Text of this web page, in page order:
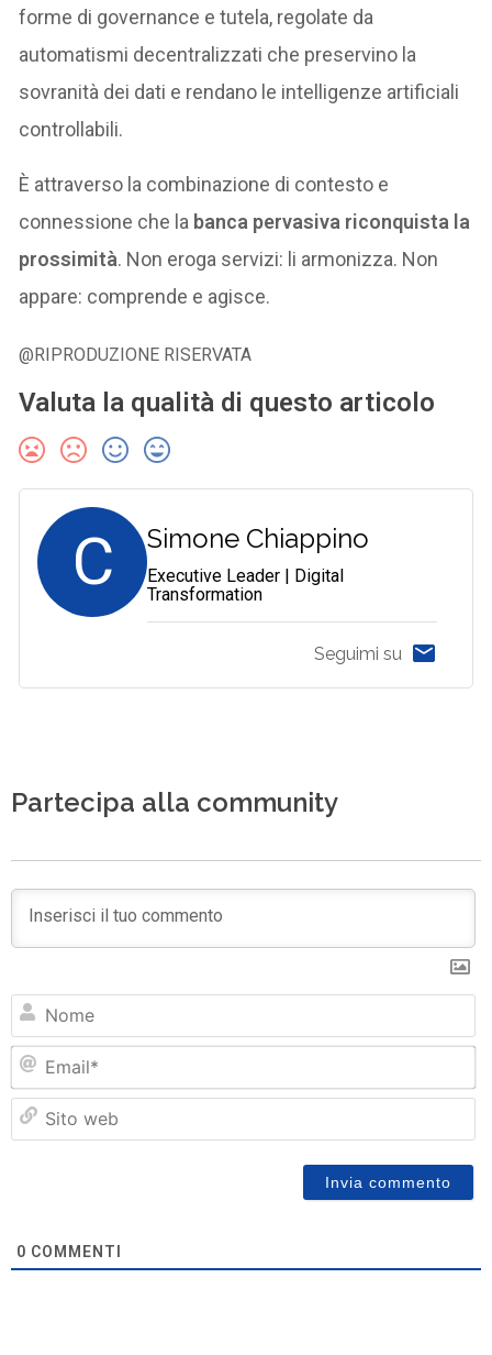
forme di governance e tutela, regolate da
automatismi decentralizzati che preservino la
sovranità dei dati e rendano le intelligenze artificiali
controllabili.
È attraverso la combinazione di contesto e
connessione che la banca pervasiva riconquista la
prossimità. Non eroga servizi: li armonizza. Non
appare: comprende e agisce.
@RIPRODUZIONE RISERVATA
Valuta la qualità di questo articolo
C Simone Chiappino
Executive Leader | Digital
Transformation
Seguimi su
Partecipa alla community
0 COMMENTI